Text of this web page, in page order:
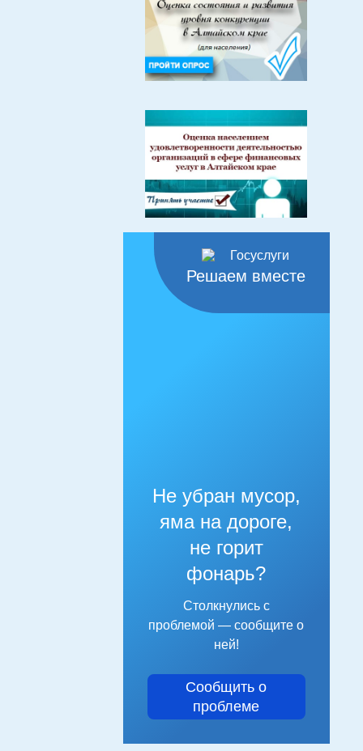
Решаем вместе
Не убран мусор,
яма на дороге,
не горит
фонарь?
Столкнулись с
проблемой — сообщите о
ней!
Сообщить о
проблеме